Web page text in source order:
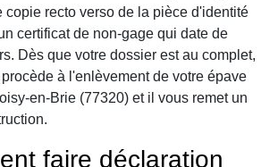
copie recto verso de la pièce d'identité
certificat de non-gage qui date de
Dès que votre dossier est au complet,
à l'enlèvement de votre épave
en-Brie (77320) et il vous remet un
faire déclaration